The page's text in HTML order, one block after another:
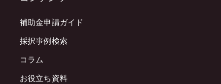
補助金申請ガイド
採択事例検索
コラム
お役立ち資料